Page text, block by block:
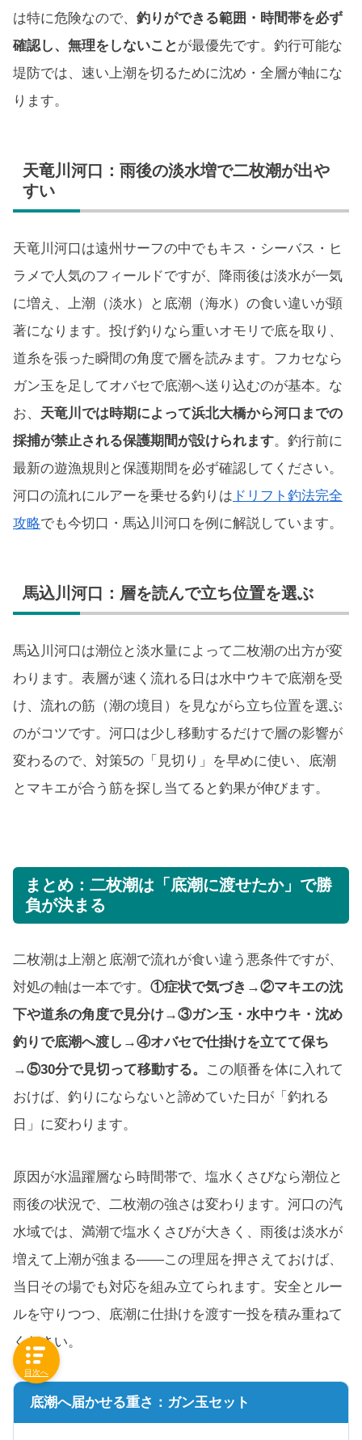
は特に危険なので、 釣りができる範囲・時間帯を必ず
確認し、無理をしないこと が最優先です。釣行可能な
堤防では、速い上潮を切るために沈め・全層が軸にな
ります。
天竜川河口：雨後の淡水増で二枚潮が出や
すい
天竜川河口は遠州サーフの中でもキス・シーバス・ヒ
ラメで人気のフィールドですが、降雨後は淡水が一気
に増え、上潮（淡水）と底潮（海水）の食い違いが顕
著になります。投げ釣りなら重いオモリで底を取り、
道糸を張った瞬間の角度で層を読みます。フカセなら
ガン玉を足してオバセで底潮へ送り込むのが基本。な
お、 天竜川では時期によって浜北大橋から河口までの
採捕が禁止される保護期間が設けられます。釣行前に
最新の遊漁規則と保護期間を必ず確認してください。
河口の流れにルアーを乗せる釣りは ドリフト釣法完全
攻略でも今切口・馬込川河口を例に解説しています。
馬込川河口：層を読んで立ち位置を選ぶ
馬込川河口は潮位と淡水量によって二枚潮の出方が変
わります。表層が速く流れる日は水中ウキで底潮を受
け、流れの筋（潮の境目）を見ながら立ち位置を選ぶ
のがコツです。河口は少し移動するだけで層の影響が
変わるので、対策5の「見切り」を早めに使い、底潮
とマキエが合う筋を探し当てると釣果が伸びます。
まとめ：二枚潮は「底潮に渡せたか」で勝
負が決まる
二枚潮は上潮と底潮で流れが食い違う悪条件ですが、
対処の軸は一本です。 ①症状で気づき→②マキエの沈
下や道糸の角度で見分け→③ガン玉・水中ウキ・沈め
釣りで底潮へ渡し→④オバセで仕掛けを立てて保ち
→⑤30分で見切って移動する。
この順番を体に入れて
おけば、釣りにならないと諦めていた日が「釣れる
日」に変わります。
原因が水温躍層なら時間帯で、塩水くさびなら潮位と
雨後の状況で、二枚潮の強さは変わります。河口の汽
水域では、満潮で塩水くさびが大きく、雨後は淡水が
増えて上潮が強まる——この理屈を押さえておけば、
当日その場でも対応を組み立てられます。安全とルー
ルを守りつつ、底潮に仕掛けを渡す一投を積み重ねて
ください。
底潮へ届かせる重さ：ガン玉セット
目次へ